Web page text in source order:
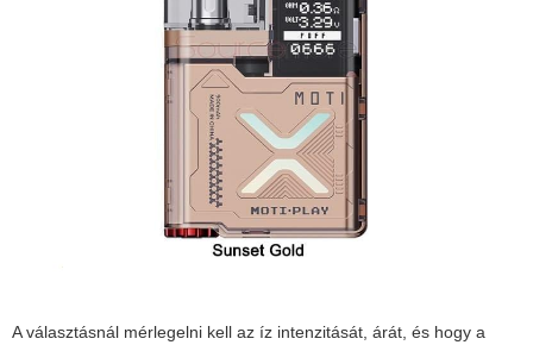
A választásnál mérlegelni kell az íz intenzitását, árát, és hogy a